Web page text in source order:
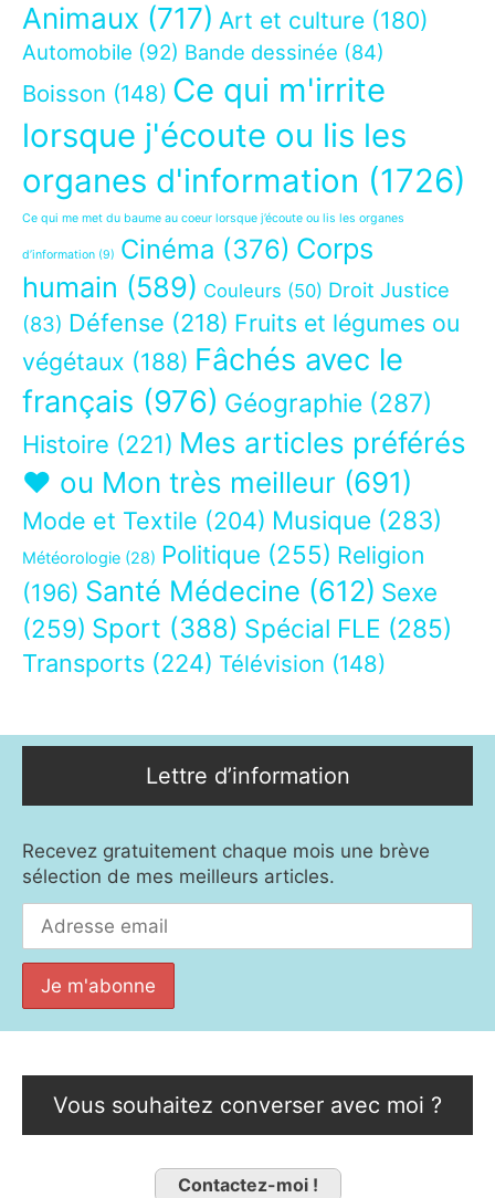
Animaux (717) Art et culture (180)
Automobile (92) Bande dessinée (84)
Boisson (148) Ce qui m'irrite
lorsque j'écoute ou lis les
organes d'information (1726)
Ce qui me met du baume au coeur lorsque j’écoute ou lis les organes
d’information (9) Cinéma (376) Corps
humain (589) Couleurs (50) Droit Justice
(83) Défense (218) Fruits et légumes ou
végétaux (188) Fâchés avec le
français (976) Géographie (287)
Histoire (221) Mes articles préférés
❤ ou Mon très meilleur (691)
Mode et Textile (204) Musique (283)
Météorologie (28) Politique (255) Religion
(196) Santé Médecine (612) Sexe
(259) Sport (388) Spécial FLE (285)
Transports (224) Télévision (148)
Lettre d’information
Recevez gratuitement chaque mois une brève
sélection de mes meilleurs articles.
Vous souhaitez converser avec moi ?
Contactez-moi !